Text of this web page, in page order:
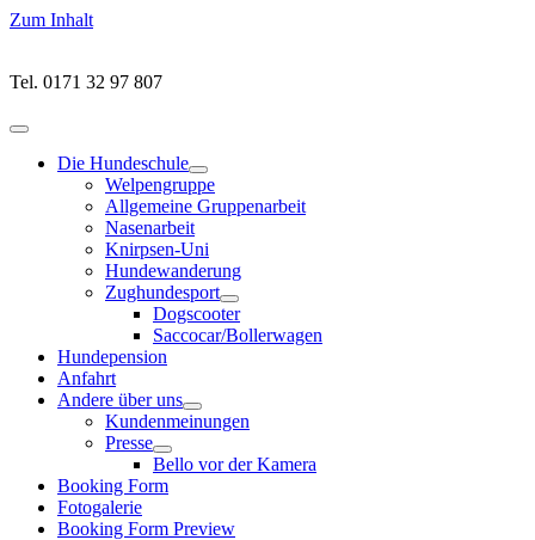
Zum Inhalt
Tel. 0171 32 97 807
Hauptmenü
öffnenDie Hundeschule
Untermenü
öffnen
Welpengruppe
Allgemeine Gruppenarbeit
Nasenarbeit
Knirpsen-Uni
Hundewanderung
Zughundesport
Untermenü
öffnen
Dogscooter
Saccocar/Bollerwagen
Hundepension
Anfahrt
Andere über uns
Untermenü
öffnen
Kundenmeinungen
Presse
Untermenü
öffnen
Bello vor der Kamera
Booking Form
Fotogalerie
Booking Form Preview